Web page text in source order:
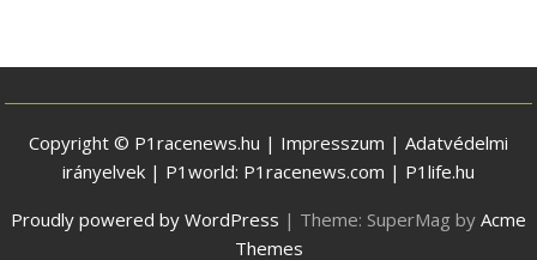
Copyright © P1racenews.hu | Impresszum | Adatvédelmi
irányelvek | P1world: P1racenews.com | P1life.hu
Proudly powered by WordPress | Theme: SuperMag by Acme
Themes